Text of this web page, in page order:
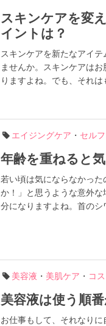
スキンケアを変
イントは？
スキンケアを新たなアイ
ませんか。スキンケアは
りますよね。でも、それは
エイジングケア ・ セル
年齢を重ねると
若い頃は気にならなかっ
か！」と思うような意外
分になりますよね。首のシ
美容液 ・ 美肌ケア ・ コ
美容液は使う順
お仕事もして、それなり